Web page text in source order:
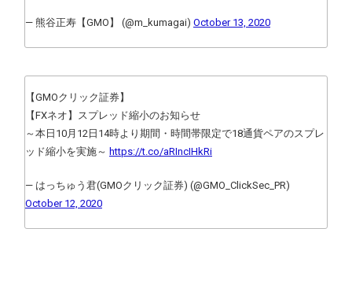
— 熊谷正寿【GMO】 (@m_kumagai) October 13, 2020
【GMOクリック証券】
【FXネオ】スプレッド縮小のお知らせ
～本日10月12日14時より期間・時間帯限定で18通貨ペアのスプレ
ッド縮小を実施～ https://t.co/aRIncIHkRi
— はっちゅう君(GMOクリック証券) (@GMO_ClickSec_PR)
October 12, 2020